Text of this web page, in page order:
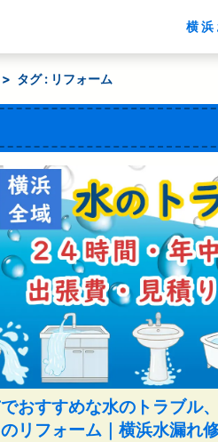
横
> タグ : リフォーム
おすすめな水のトラブル
リフォーム｜横浜水漏れ